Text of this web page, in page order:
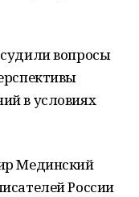
вопросы
в условиях
Мединский
России